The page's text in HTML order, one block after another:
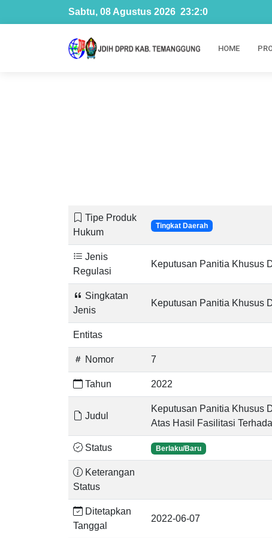
Sabtu, 08 Agustus 2026 23:2:0
HOME
Tipe Produk
Hukum
Tingkat Daerah
Jenis
Regulasi
Keputusan Panitia Khusus
Singkatan
Jenis
Keputusan Panitia Khusus
Entitas
Nomor 7
Tahun 2022
Judul
Keputusan Panitia Khusus
Atas Hasil Fasilitasi
Status Berlaku/Baru
Keterangan
Status
Ditetapkan
Tanggal
2022-06-07